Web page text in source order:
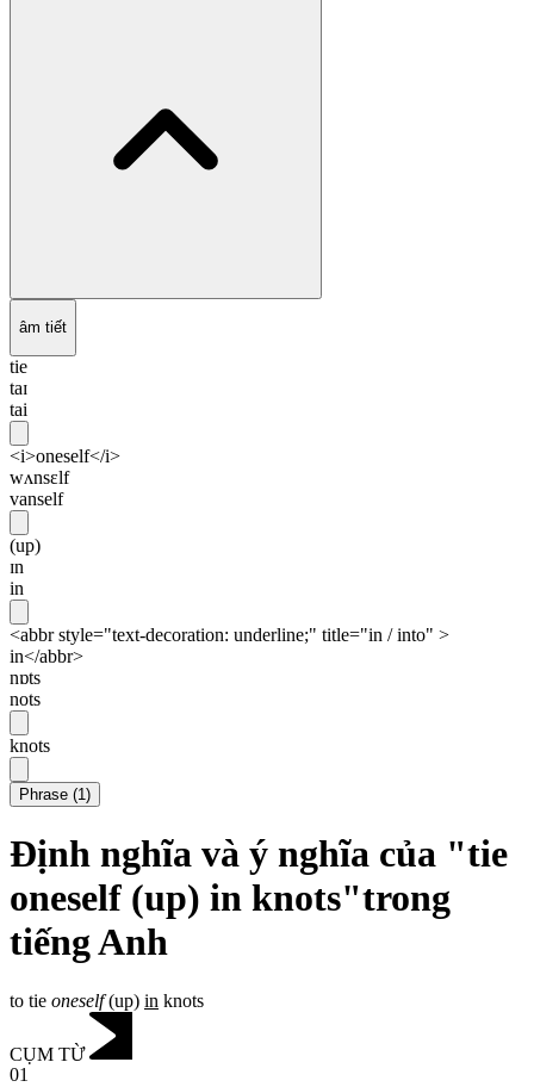
âm tiết
tie
taɪ
tai
<i>oneself</i>
wʌnsɛlf
vanself
(up)
ɪn
in
<abbr style="text-decoration: underline;" title="in / into" >
in</abbr>
nɒts
nots
knots
Phrase (1)
Định nghĩa và ý nghĩa của "tie
oneself (up) in knots"trong
tiếng Anh
to tie oneself(up) in knots
CỤM TỪ
01